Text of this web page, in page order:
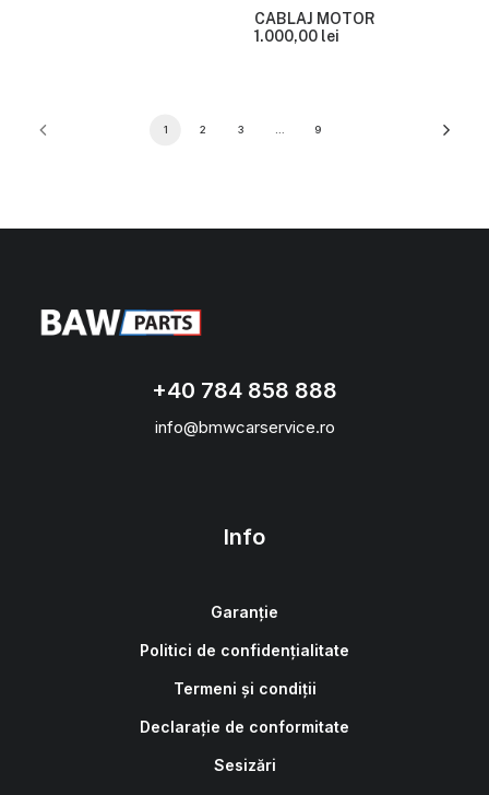
CABLAJ MOTOR
1.000,00 lei
1 2 3 9
+40 784 858 888
info@bmwcarservice.ro
Info
Garanție
Politici de confidențialitate
Termeni și condiții
Declarație de conformitate
Sesizări